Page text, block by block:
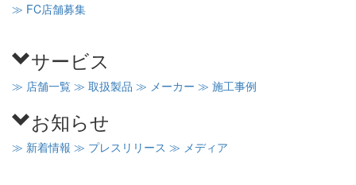
≫ FC店舗募集
サービス
≫ 店舗一覧 ≫ 取扱製品 ≫ メーカー ≫ 施工事例
お知らせ
≫ 新着情報 ≫ プレスリリース ≫ メディア